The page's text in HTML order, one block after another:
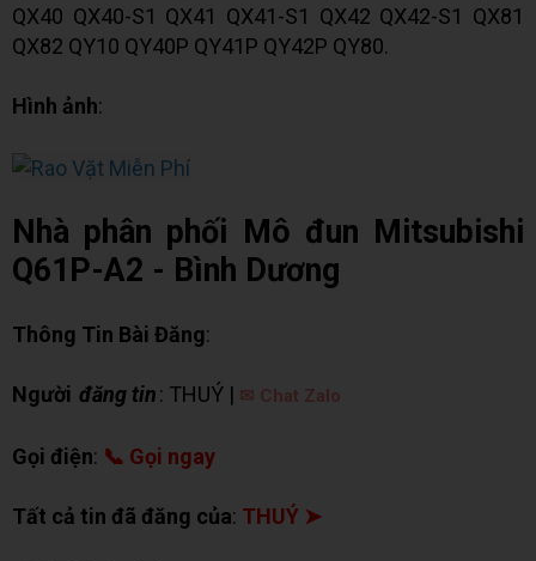
QX40 QX40-S1 QX41 QX41-S1 QX42 QX42-S1 QX81
QX82 QY10 QY40P QY41P QY42P QY80.
Hình ảnh:
Nhà phân phối Mô đun Mitsubishi
Q61P-A2 - Bình Dương
Thông Tin Bài Đăng:
Người đăng tin: THUÝ | ✉ Chat Zalo
Gọi điện: 📞 Gọi ngay
Tất cả tin đã đăng của: THUÝ ➤